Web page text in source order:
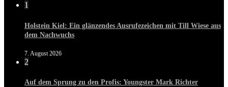
1
Holstein Kiel: Ein glänzendes Ausrufezeichen mit Till Wiese aus
dem Nachwuchs
7. August 2026
2
Auf dem Sprung zu den Profis: Youngster Mark Richter